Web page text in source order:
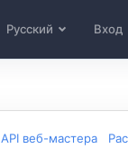
Русский Вход
API веб-мастера